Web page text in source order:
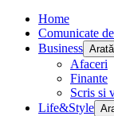
Home
Comunicate
Business
Afaceri
Finante
Scris si
Life&Style